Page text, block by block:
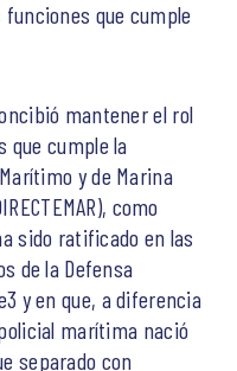
que cumple
mantener el rol
que cumple la
y de Marina
como
sido ratificado en las
de la Defensa
y en que, a diferencia
marítima nació
separado con